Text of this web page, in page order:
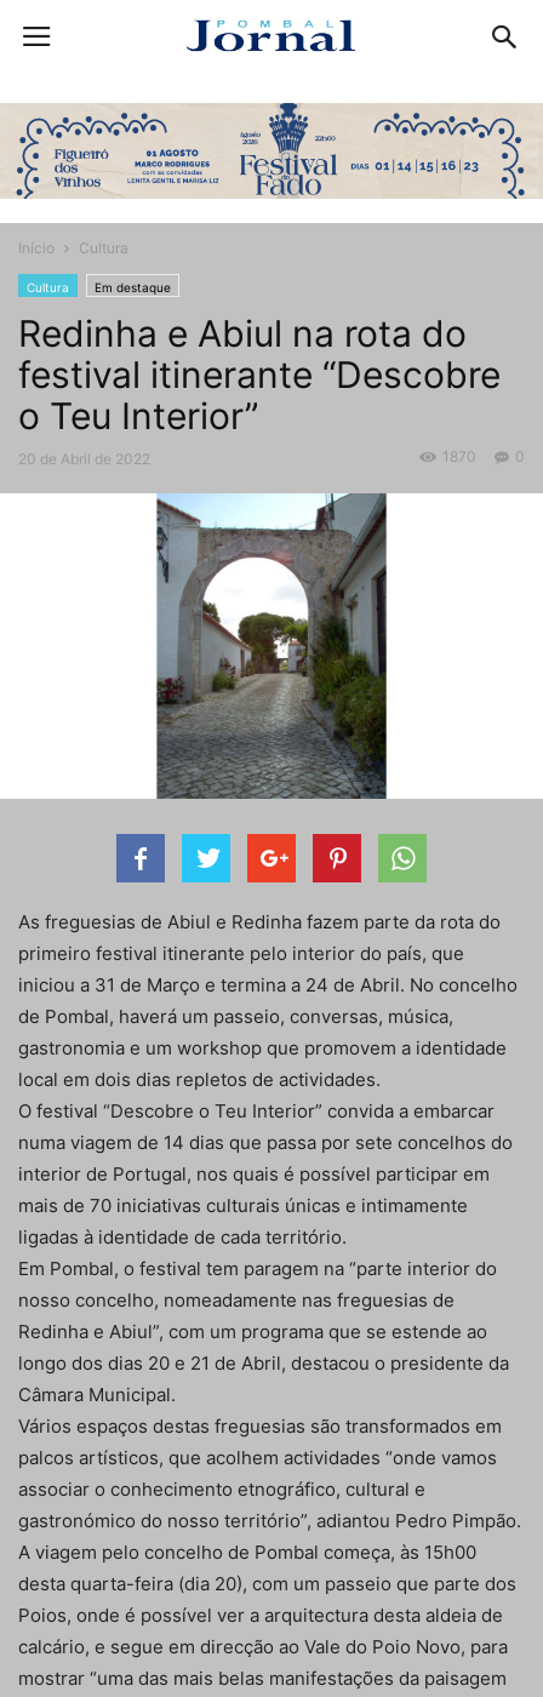
Início Cultura
Cultura Em destaque
Redinha e Abiul na rota do
festival itinerante “Descobre
o Teu Interior”
20 de Abril de 2022 0
1870
As freguesias de Abiul e Redinha fazem parte da rota do
primeiro festival itinerante pelo interior do país, que
iniciou a 31 de Março e termina a 24 de Abril. No concelho
de Pombal, haverá um passeio, conversas, música,
gastronomia e um workshop que promovem a identidade
local em dois dias repletos de actividades.
O festival “Descobre o Teu Interior” convida a embarcar
numa viagem de 14 dias que passa por sete concelhos do
interior de Portugal, nos quais é possível participar em
mais de 70 iniciativas culturais únicas e intimamente
ligadas à identidade de cada território.
Em Pombal, o festival tem paragem na “parte interior do
nosso concelho, nomeadamente nas freguesias de
Redinha e Abiul”, com um programa que se estende ao
longo dos dias 20 e 21 de Abril, destacou o presidente da
Câmara Municipal.
Vários espaços destas freguesias são transformados em
palcos artísticos, que acolhem actividades “onde vamos
associar o conhecimento etnográfico, cultural e
gastronómico do nosso território”, adiantou Pedro Pimpão.
A viagem pelo concelho de Pombal começa, às 15h00
desta quarta-feira (dia 20), com um passeio que parte dos
Poios, onde é possível ver a arquitectura desta aldeia de
calcário, e segue em direcção ao Vale do Poio Novo, para
mostrar “uma das mais belas manifestações da paisagem